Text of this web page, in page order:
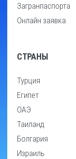
Загранпаспорта
Онлайн заявка
СТРАНЫ
Турция
Египет
ОАЭ
Таиланд
Болгария
Израиль